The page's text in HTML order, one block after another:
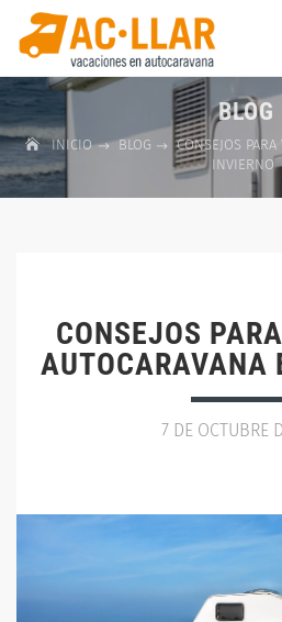
BLOG
INICIO BLOG
CONSEJOS
INVIERNO
CONSEJOS
AUTOCARAVANA
7 DE OCTUBRE